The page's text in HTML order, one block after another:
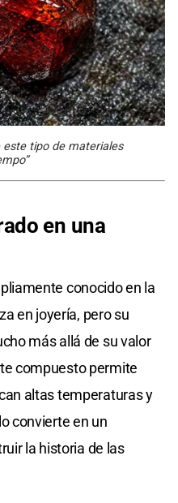
tipo de materiales
en una
conocido en la
en joyería, pero su
más allá de su valor
compuesto permite
altas temperaturas y
convierte en un
la historia de las